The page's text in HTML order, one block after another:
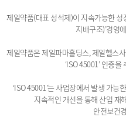
제일약품(대표 성석제)이 지속가능한 성
지배구조)’경영
제일약품은 제일파마홀딩스, 제일헬스
‘ISO 45001’ 인증
‘ISO 45001’는 사업장에서 발생 가
지속적인 개선을 통해 산업 재
안전보건